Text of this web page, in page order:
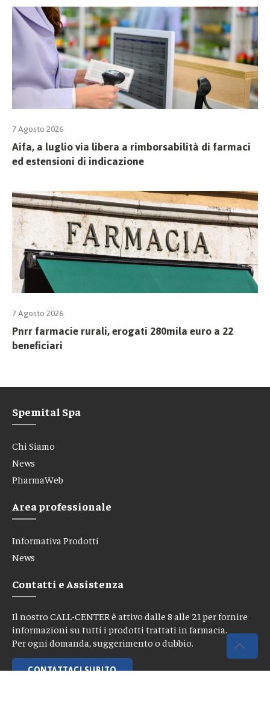
7 Agosto 2026
Aifa, a luglio via libera a rimborsabilità di farmaci
ed estensioni di indicazione
7 Agosto 2026
Pnrr farmacie rurali, erogati 280mila euro a 22
beneficiari
Spemital Spa
Chi Siamo
News
PharmaWeb
Area professionale
Informativa Prodotti
News
Contatti e Assistenza
Il nostro CALL-CENTER è attivo dalle 8 alle 21 per fornire
informazioni su tutti i prodotti trattati in farmacia.
Per ogni domanda, suggerimento o dubbio.
CONTATTACI SUBITO